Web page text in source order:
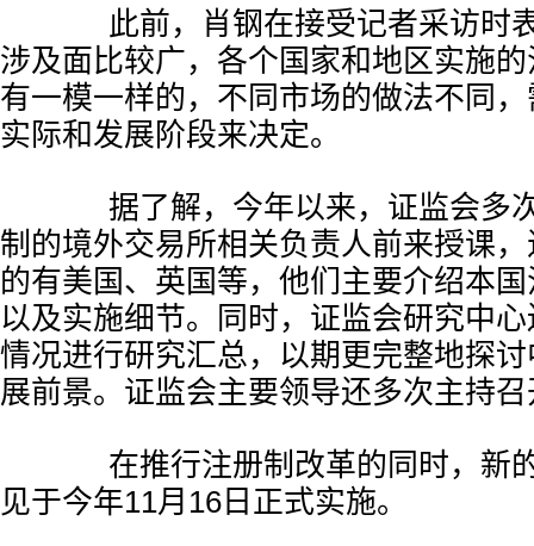
此前，肖钢在接受记者采访时
涉及面比较广，各个国家和地区实施
有一模一样的，不同市场的做法不同
实际和发展阶段来决定。
据了解，今年以来，证监会多
制的境外交易所相关负责人前来授课
的有美国、英国等，他们主要介绍本
以及实施细节。同时，证监会研究中
情况进行研究汇总，以期更完整地探
展前景。证监会主要领导还多次主持
在推行注册制改革的同时，新
见于今年11月16日正式实施。